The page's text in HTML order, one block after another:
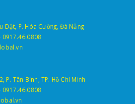
Dật, P. Hòa Cường, Đà Nẵng
0917.46.0808
P. Tân Bình, TP. Hồ Chí Minh
0917.46.0808